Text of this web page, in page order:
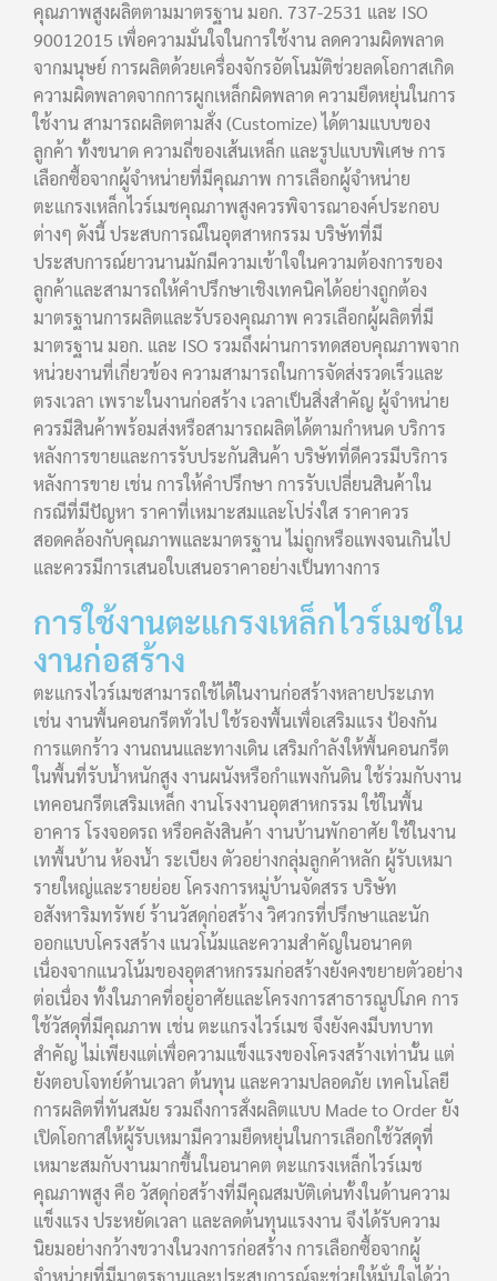
คุณภาพสูงผลิตตามมาตรฐาน มอก. 737-2531 และ ISO
90012015 เพื่อความมั่นใจในการใช้งาน ลดความผิดพลาด
จากมนุษย์ การผลิตด้วยเครื่องจักรอัตโนมัติช่วยลดโอกาสเกิด
ความผิดพลาดจากการผูกเหล็กผิดพลาด ความยืดหยุ่นในการ
ใช้งาน สามารถผลิตตามสั่ง (Customize) ได้ตามแบบของ
ลูกค้า ทั้งขนาด ความถี่ของเส้นเหล็ก และรูปแบบพิเศษ การ
เลือกซื้อจากผู้จำหน่ายที่มีคุณภาพ การเลือกผู้จำหน่าย
ตะแกรงเหล็กไวร์เมชคุณภาพสูงควรพิจารณาองค์ประกอบ
ต่างๆ ดังนี้ ประสบการณ์ในอุตสาหกรรม บริษัทที่มี
ประสบการณ์ยาวนานมักมีความเข้าใจในความต้องการของ
ลูกค้าและสามารถให้คำปรึกษาเชิงเทคนิคได้อย่างถูกต้อง
มาตรฐานการผลิตและรับรองคุณภาพ ควรเลือกผู้ผลิตที่มี
มาตรฐาน มอก. และ ISO รวมถึงผ่านการทดสอบคุณภาพจาก
หน่วยงานที่เกี่ยวข้อง ความสามารถในการจัดส่งรวดเร็วและ
ตรงเวลา เพราะในงานก่อสร้าง เวลาเป็นสิ่งสำคัญ ผู้จำหน่าย
ควรมีสินค้าพร้อมส่งหรือสามารถผลิตได้ตามกำหนด บริการ
หลังการขายและการรับประกันสินค้า บริษัทที่ดีควรมีบริการ
หลังการขาย เช่น การให้คำปรึกษา การรับเปลี่ยนสินค้าใน
กรณีที่มีปัญหา ราคาที่เหมาะสมและโปร่งใส ราคาควร
สอดคล้องกับคุณภาพและมาตรฐาน ไม่ถูกหรือแพงจนเกินไป
และควรมีการเสนอใบเสนอราคาอย่างเป็นทางการ
การใช้งานตะแกรงเหล็กไวร์เมชใน
งานก่อสร้าง
ตะแกรงไวร์เมชสามารถใช้ได้ในงานก่อสร้างหลายประเภท
เช่น งานพื้นคอนกรีตทั่วไป ใช้รองพื้นเพื่อเสริมแรง ป้องกัน
การแตกร้าว งานถนนและทางเดิน เสริมกำลังให้พื้นคอนกรีต
ในพื้นที่รับน้ำหนักสูง งานผนังหรือกำแพงกันดิน ใช้ร่วมกับงาน
เทคอนกรีตเสริมเหล็ก งานโรงงานอุตสาหกรรม ใช้ในพื้น
อาคาร โรงจอดรถ หรือคลังสินค้า งานบ้านพักอาศัย ใช้ในงาน
เทพื้นบ้าน ห้องน้ำ ระเบียง ตัวอย่างกลุ่มลูกค้าหลัก ผู้รับเหมา
รายใหญ่และรายย่อย โครงการหมู่บ้านจัดสรร บริษัท
อสังหาริมทรัพย์ ร้านวัสดุก่อสร้าง วิศวกรที่ปรึกษาและนัก
ออกแบบโครงสร้าง แนวโน้มและความสำคัญในอนาคต
เนื่องจากแนวโน้มของอุตสาหกรรมก่อสร้างยังคงขยายตัวอย่าง
ต่อเนื่อง ทั้งในภาคที่อยู่อาศัยและโครงการสาธารณูปโภค การ
ใช้วัสดุที่มีคุณภาพ เช่น ตะแกรงไวร์เมช จึงยังคงมีบทบาท
สำคัญ ไม่เพียงแต่เพื่อความแข็งแรงของโครงสร้างเท่านั้น แต่
ยังตอบโจทย์ด้านเวลา ต้นทุน และความปลอดภัย เทคโนโลยี
การผลิตที่ทันสมัย รวมถึงการสั่งผลิตแบบ Made to Order ยัง
เปิดโอกาสให้ผู้รับเหมามีความยืดหยุ่นในการเลือกใช้วัสดุที่
เหมาะสมกับงานมากขึ้นในอนาคต ตะแกรงเหล็กไวร์เมช
คุณภาพสูง คือ วัสดุก่อสร้างที่มีคุณสมบัติเด่นทั้งในด้านความ
แข็งแรง ประหยัดเวลา และลดต้นทุนแรงงาน จึงได้รับความ
นิยมอย่างกว้างขวางในวงการก่อสร้าง การเลือกซื้อจากผู้
จำหน่ายที่มีมาตรฐานและประสบการณ์จะช่วยให้มั่นใจได้ว่า